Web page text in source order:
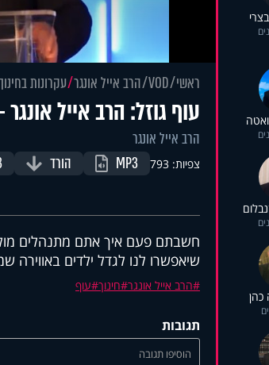
ראשי VOD הרב אייל אונגר עקרונות
עוף גוזל: הרב אייל
הרב אייל אונגר
צפיות: 793 MP3 הורד
חשבתם פעם איך אתם מתנהלים מול
שיאפשרו לנו לגדל ילדים באווירה
הרב אייל אונגר חינוך עוף
תגובות
הוסיפו תגובה